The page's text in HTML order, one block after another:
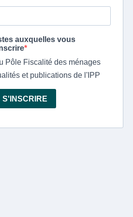
auxquelles vous
Pôle Fiscalité des ménages
et publications de l'IPP
S'INSCRIRE